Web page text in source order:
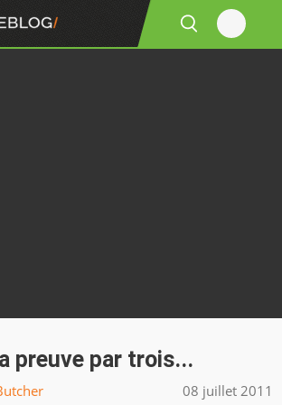
preuve par trois...
08 juillet 2011